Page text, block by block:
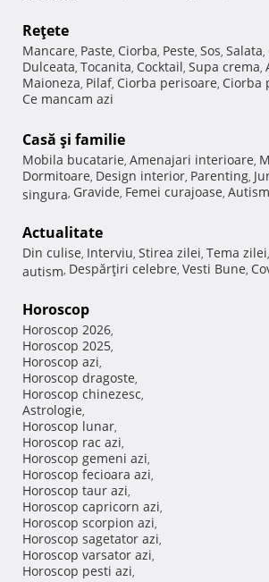
Reţete
Mancare, Paste, Ciorba, Peste, Sos, Salata,
Dulceata, Tocanita, Cocktail, Supa crema,
Maioneza, Pilaf, Ciorba perisoare, Ciorba
Ce mancam azi
Casă şi familie
Mobila bucatarie, Amenajari interioare,
Dormitoare, Design interior, Parenting,
singura, Gravide, Femei curajoase, Autism
Actualitate
Din culise, Interviu, Stirea zilei, Tema zilei,
autism, Despărţiri celebre, Vesti Bune,
Horoscop
Horoscop 2026,
Horoscop 2025,
Horoscop azi,
Horoscop dragoste,
Horoscop chinezesc,
Astrologie,
Horoscop lunar,
Horoscop rac azi,
Horoscop gemeni azi,
Horoscop fecioara azi,
Horoscop taur azi,
Horoscop capricorn azi,
Horoscop scorpion azi,
Horoscop sagetator azi,
Horoscop varsator azi,
Horoscop pesti azi,